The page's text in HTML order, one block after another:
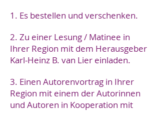
1. Es bestellen und verschenken.
2. Zu einer Lesung / Matinee in
Ihrer Region mit dem Herausgeber
Karl-Heinz B. van Lier einladen.
3. Einen Autorenvortrag in Ihrer
Region mit einem der Autorinnen
und Autoren in Kooperation mit